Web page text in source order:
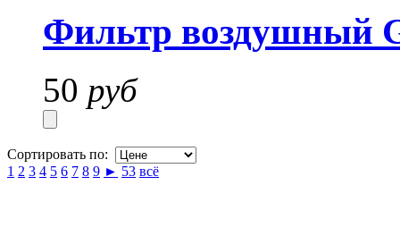
Фильтр воздушный
50 руб
Сортировать по:
1 2 3 4 5 6 7 8 9 ► 53 всё